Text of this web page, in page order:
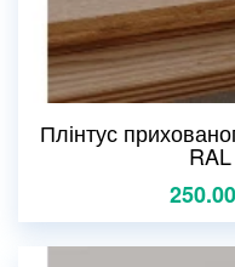
Плінтус